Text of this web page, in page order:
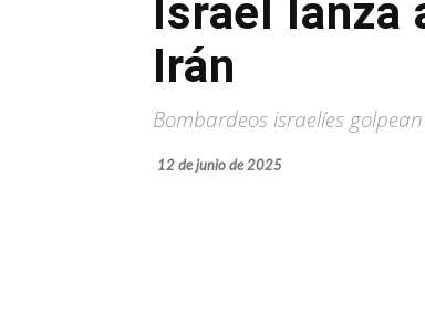
Israel lanza
Irán
Bombardeos israelíes
12 de junio de 2025